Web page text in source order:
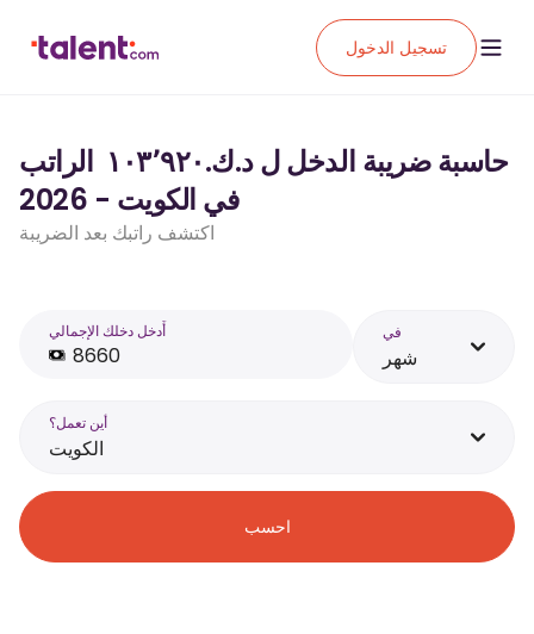
تسجيل الدخول
حاسبة ضريبة الدخل ل د.ك.‏١٠٣٬٩٢٠ ‏ الراتب
في الكويت - 2026
اكتشف راتبك بعد الضريبة
أَدخل دخلك الإجمالي في
شهر
أين تعمل؟
الكويت
احسب